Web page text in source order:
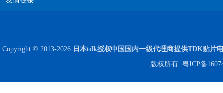
Copyright © 2013-2026 日本tdk授权中国国内一级代理商提供TDK贴片
版权所有 粤ICP备